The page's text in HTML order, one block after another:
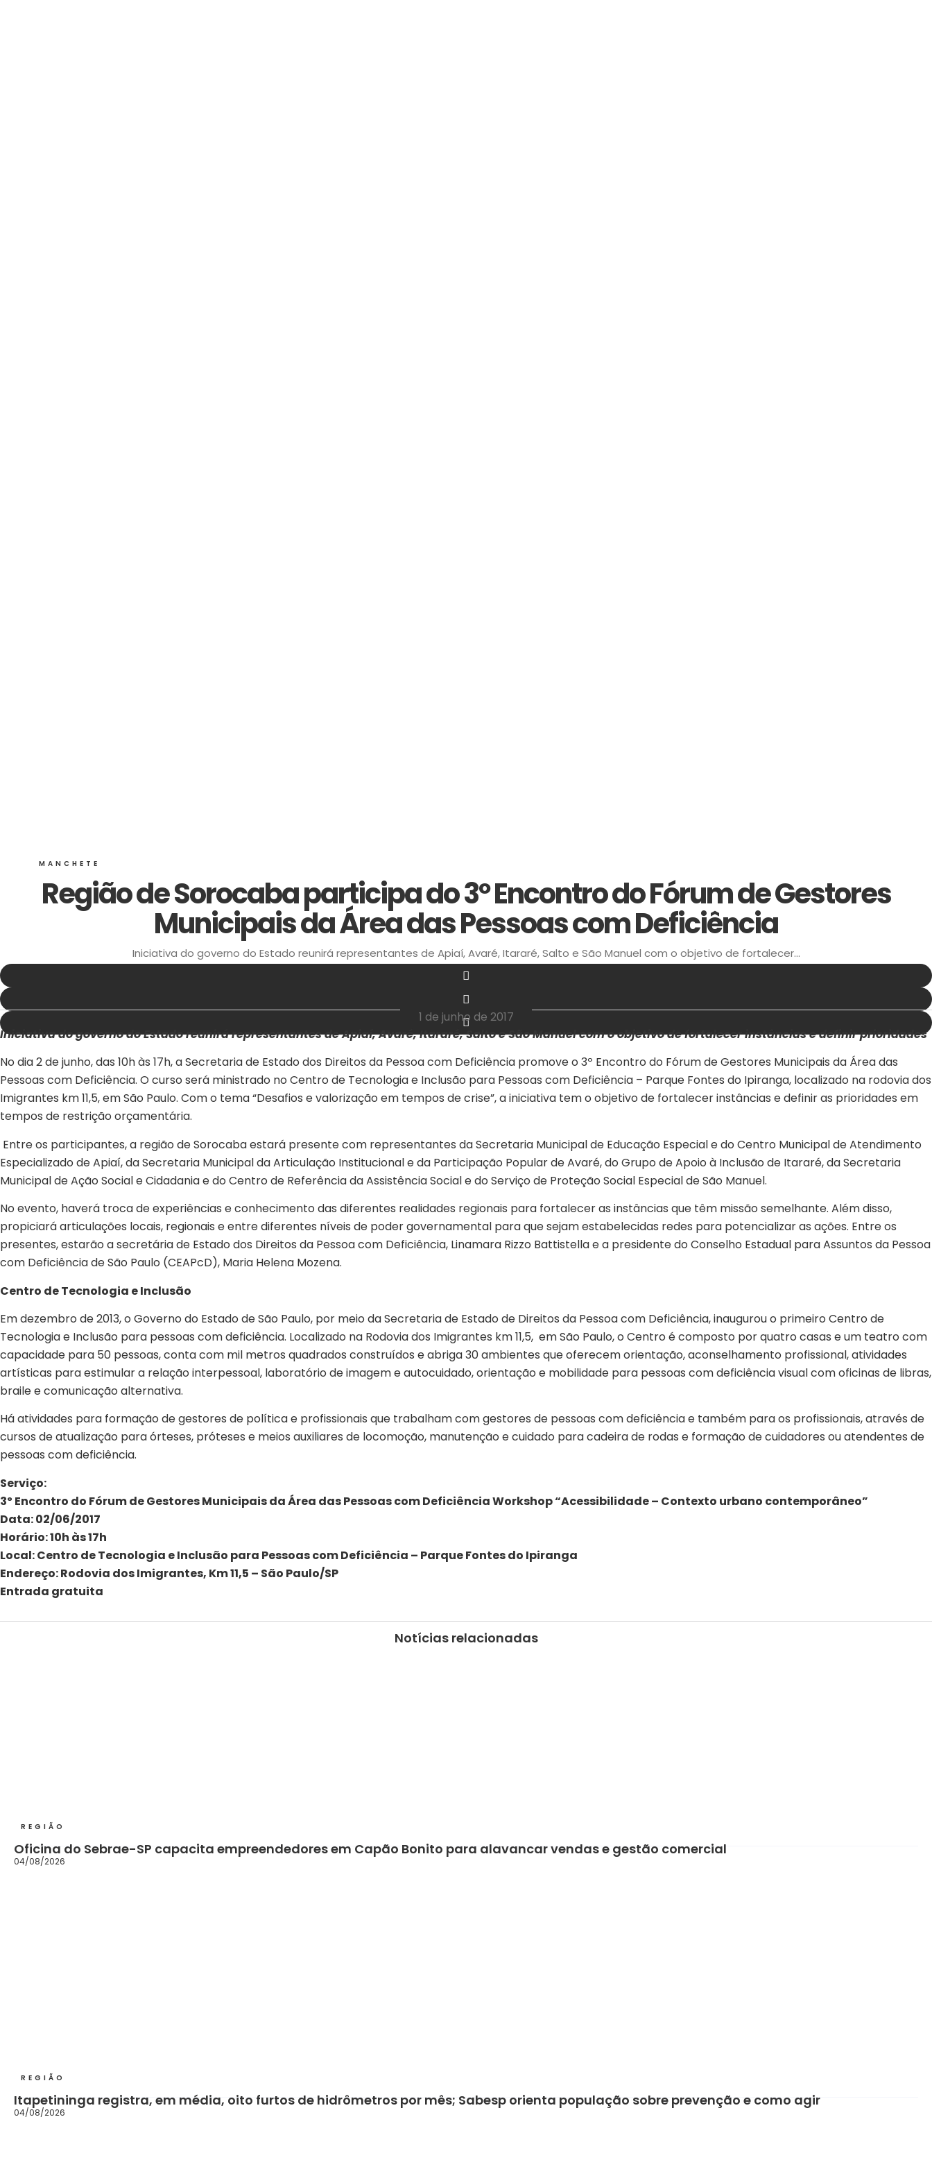
MANCHETE
Região de Sorocaba participa do 3º Encontro do Fórum de Gestores
Municipais da Área das Pessoas com Deficiência
Iniciativa do governo do Estado reunirá representantes de Apiaí, Avaré, Itararé, Salto e São Manuel com o objetivo de fortalecer...
‎ ‎ ‎ ‎ ‎ ‎ ‎ ‎ ‎ ‎ ‎ ‎ ‎ ‎ ‎ ‎ ‎ ‎ ‎ ‎ ‎ ‎ ‎ ‎ ‎ ‎ ‎ ‎ ‎ ‎ ‎
1 de junho de 2017
Iniciativa do governo do Estado reunirá representantes de Apiaí, Avaré, Itararé, Salto e São Manuel com o objetivo de fortalecer instâncias e definir prioridades
No dia 2 de junho, das 10h às 17h, a Secretaria de Estado dos Direitos da Pessoa com Deficiência promove o 3º Encontro do Fórum de Gestores Municipais da Área das
Pessoas com Deficiência. O curso será ministrado no Centro de Tecnologia e Inclusão para Pessoas com Deficiência – Parque Fontes do Ipiranga, localizado na rodovia dos
Imigrantes km 11,5, em São Paulo. Com o tema “Desafios e valorização em tempos de crise”, a iniciativa tem o objetivo de fortalecer instâncias e definir as prioridades em
tempos de restrição orçamentária.
Entre os participantes, a região de Sorocaba estará presente com representantes da Secretaria Municipal de Educação Especial e do Centro Municipal de Atendimento
Especializado de Apiaí, da Secretaria Municipal da Articulação Institucional e da Participação Popular de Avaré, do Grupo de Apoio à Inclusão de Itararé, da Secretaria
Municipal de Ação Social e Cidadania e do Centro de Referência da Assistência Social e do Serviço de Proteção Social Especial de São Manuel.
No evento, haverá troca de experiências e conhecimento das diferentes realidades regionais para fortalecer as instâncias que têm missão semelhante. Além disso,
propiciará articulações locais, regionais e entre diferentes níveis de poder governamental para que sejam estabelecidas redes para potencializar as ações. Entre os
presentes, estarão a secretária de Estado dos Direitos da Pessoa com Deficiência, Linamara Rizzo Battistella e a presidente do Conselho Estadual para Assuntos da Pessoa
com Deficiência de São Paulo (CEAPcD), Maria Helena Mozena.
Centro de Tecnologia e Inclusão
Em dezembro de 2013, o Governo do Estado de São Paulo, por meio da Secretaria de Estado de Direitos da Pessoa com Deficiência, inaugurou o primeiro Centro de
Tecnologia e Inclusão para pessoas com deficiência. Localizado na Rodovia dos Imigrantes km 11,5, em São Paulo, o Centro é composto por quatro casas e um teatro com
capacidade para 50 pessoas, conta com mil metros quadrados construídos e abriga 30 ambientes que oferecem orientação, aconselhamento profissional, atividades
artísticas para estimular a relação interpessoal, laboratório de imagem e autocuidado, orientação e mobilidade para pessoas com deficiência visual com oficinas de libras,
braile e comunicação alternativa.
Há atividades para formação de gestores de política e profissionais que trabalham com gestores de pessoas com deficiência e também para os profissionais, através de
cursos de atualização para órteses, próteses e meios auxiliares de locomoção, manutenção e cuidado para cadeira de rodas e formação de cuidadores ou atendentes de
pessoas com deficiência.
Serviço:
3º Encontro do Fórum de Gestores Municipais da Área das Pessoas com Deficiência Workshop “Acessibilidade – Contexto urbano contemporâneo”
Data: 02/06/2017
Horário: 10h às 17h
Local:Centro de Tecnologia e Inclusão para Pessoas com Deficiência – Parque Fontes do Ipiranga
Endereço: Rodovia dos Imigrantes, Km 11,5 – São Paulo/SP
Entrada gratuita
Notícias relacionadas
REGIÃO
Oficina do Sebrae-SP capacita empreendedores em Capão Bonito para alavancar vendas e gestão comercial
04/08/2026
REGIÃO
Itapetininga registra, em média, oito furtos de hidrômetros por mês; Sabesp orienta população sobre prevenção e como agir
04/08/2026